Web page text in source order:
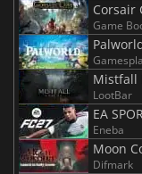
Corsair
Game
Mistfall
LootBar
EA
Eneba
Moon
Difmark